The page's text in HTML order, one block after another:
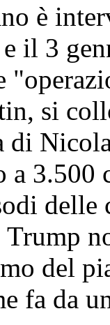
è
il 3
si
di
a
delle
Trump
del
fa da